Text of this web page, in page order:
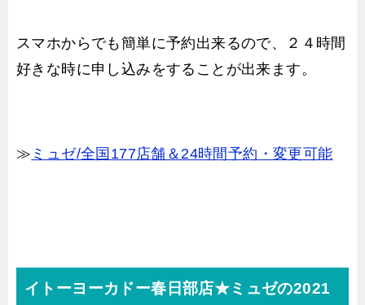
スマホからでも簡単に予約出来るので、２４時間
好きな時に申し込みをすることが出来ます。
≫ ミュゼ/全国177店舗＆24時間予約・変更可能
イトーヨーカドー春日部店★ミュゼの2021